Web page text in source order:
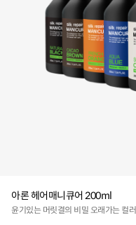
아론 헤어매니큐어 200ml
윤기있는 머릿결의 비밀 오래가는 컬러